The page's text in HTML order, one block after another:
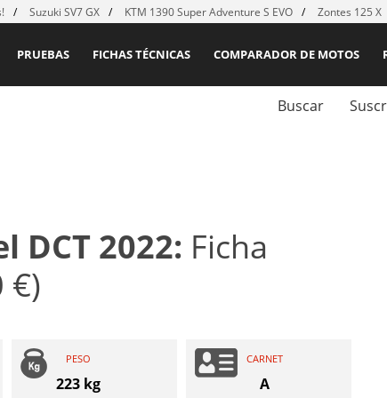
Suzuki SV7 GX KTM 1390 Super Adventure S EVO Zontes 125 X
COMPARADOR DE MOTOS
FICHAS TÉCNICAS
PRUEBAS
Buscar
DCT 2022: Ficha
€)
PESO
223 kg
CARNET
A